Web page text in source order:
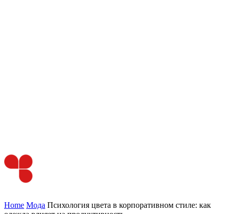
Home Мода Психология цвета в корпоративном стиле: как